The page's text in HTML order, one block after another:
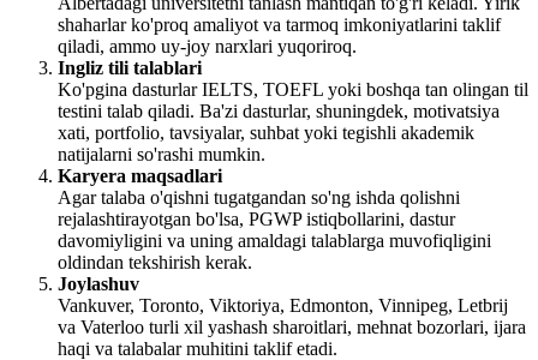
shaharlar ko'proq amaliyot va tarmoq imkoniyatlarini taklif
qiladi, ammo uy-joy narxlari yuqoriroq.
Ingliz tili talablari
Ko'pgina dasturlar IELTS, TOEFL yoki boshqa tan olingan til
testini talab qiladi. Ba'zi dasturlar, shuningdek, motivatsiya
xati, portfolio, tavsiyalar, suhbat yoki tegishli akademik
natijalarni so'rashi mumkin.
Karyera maqsadlari
Agar talaba o'qishni tugatgandan so'ng ishda qolishni
rejalashtirayotgan bo'lsa, PGWP istiqbollarini, dastur
davomiyligini va uning amaldagi talablarga muvofiqligini
oldindan tekshirish kerak.
Joylashuv
Vankuver, Toronto, Viktoriya, Edmonton, Vinnipeg, Letbrij
va Vaterloo turli xil yashash sharoitlari, mehnat bozorlari, ijara
haqi va talabalar muhitini taklif etadi.